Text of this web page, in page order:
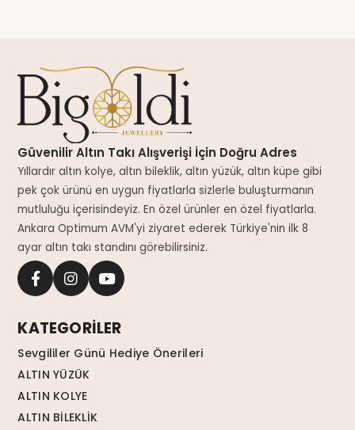
Güvenilir Altın Takı Alışverişi İçin Doğru Adres
Yıllardır altın kolye, altın bileklik, altın yüzük, altın küpe gibi
pek çok ürünü en uygun fiyatlarla sizlerle buluşturmanın
mutluluğu içerisindeyiz. En özel ürünler en özel fiyatlarla.
Ankara Optimum AVM'yi ziyaret ederek Türkiye'nin ilk 8
ayar altın takı standını görebilirsiniz.
KATEGORİLER
Sevgililer Günü Hediye Önerileri
ALTIN YÜZÜK
ALTIN KOLYE
ALTIN BİLEKLİK